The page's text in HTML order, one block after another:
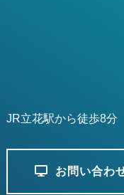
JR立花駅から徒歩8分
お問い合わ